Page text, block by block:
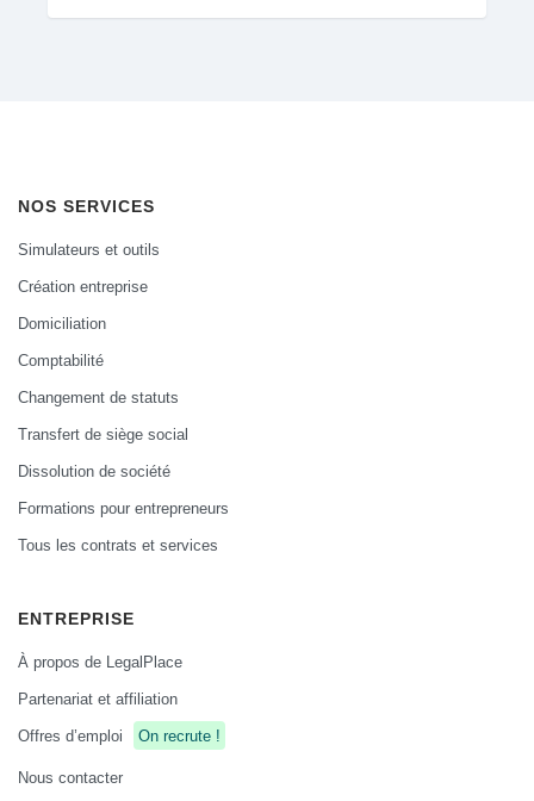
NOS SERVICES
Simulateurs et outils
Création entreprise
Domiciliation
Comptabilité
Changement de statuts
Transfert de siège social
Dissolution de société
Formations pour entrepreneurs
Tous les contrats et services
ENTREPRISE
À propos de LegalPlace
Partenariat et affiliation
Offres d’emploi
On recrute !
Nous contacter